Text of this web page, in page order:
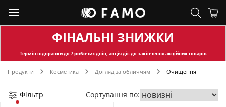
ФІНАЛЬНІ ЗНИЖКИ
Термін відправкидо 7 робочих днів, акція діє до закінчення акційних товарів
Продукти Косметика Догляд за обличчям Очищення
Фільтр Сортування по: